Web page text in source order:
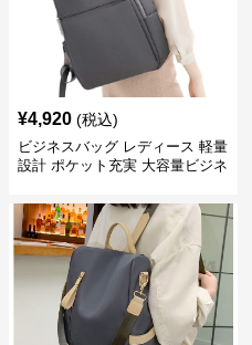
¥4,920 (税込)
ビジネスバッグ レディース 軽量
設計 ポケット充実 大容量ビジネ